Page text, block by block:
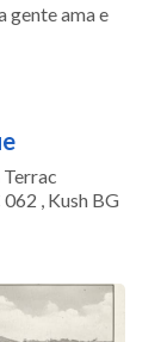
gente ama e
Terrac
, Kush BG